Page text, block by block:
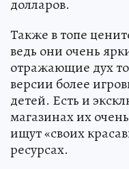
долларов.
Также в топе
ведь они очень
отражающие дух
версии более
детей. Есть и
магазинах их
ищут «своих
ресурсах.